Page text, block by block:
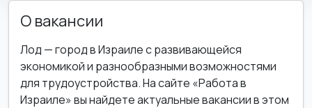
О вакансии
Лод — город в Израиле с развивающейся
экономикой и разнообразными возможностями
для трудоустройства. На сайте «Работа в
Израиле» вы найдете актуальные вакансии в этом